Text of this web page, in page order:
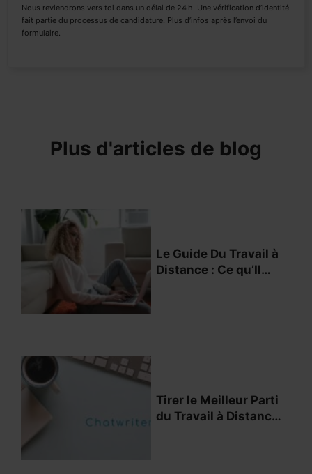
Nous reviendrons vers toi dans un délai de 24 h. Une vérification d’identité
fait partie du processus de candidature. Plus d’infos après l’envoi du
formulaire.
Plus d'articles de blog
Le Guide Du Travail à
Distance : Ce qu’Il
Tirer le Meilleur Parti
du Travail à Distance